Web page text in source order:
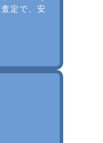
定で、安